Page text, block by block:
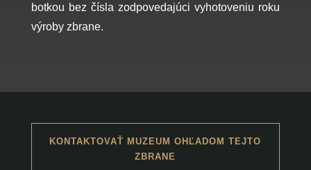
botkou bez čísla zodpovedajúci vyhotoveniu roku
výroby zbrane.
KONTAKTOVAŤ MUZEUM OHĽADOM TEJTO
ZBRANE